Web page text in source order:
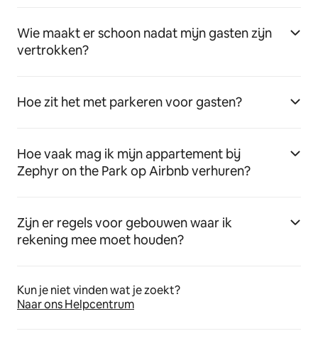
Wie maakt er schoon nadat mijn gasten zijn
vertrokken?
Hoe zit het met parkeren voor gasten?
Hoe vaak mag ik mijn appartement bij
Zephyr on the Park op Airbnb verhuren?
Zijn er regels voor gebouwen waar ik
rekening mee moet houden?
Kun je niet vinden wat je zoekt?
Naar ons Helpcentrum